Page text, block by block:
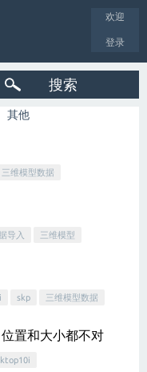
欢迎
登录
搜索
其他
三维模型数据
导入 三维模型
skp 三维模型数据
置和大小都不对